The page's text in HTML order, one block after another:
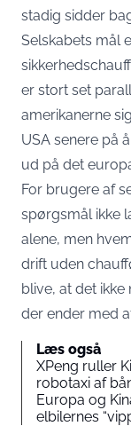
stadig sidder
Selskabets mål
er stort set
amerikanerne
USA senere på
ud på det
For brugere af
spørgsmål ikke
alene, men
drift uden
blive, at det
der ender med
Læs også
XPeng ruller
robotaxi af
Europa og
elbilernes